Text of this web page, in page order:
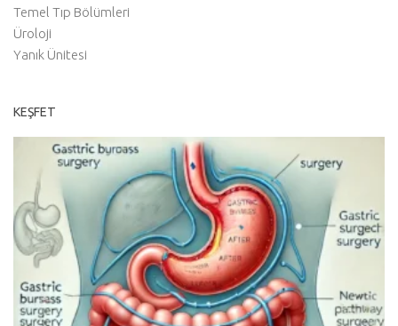
Temel Tıp Bölümleri
Üroloji
Yanık Ünitesi
KEŞFET